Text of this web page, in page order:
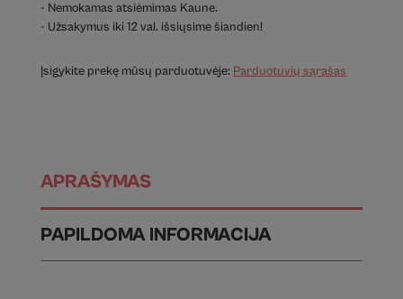
- Nemokamas atsiėmimas Kaune.
- Užsakymus iki 12 val. išsiųsime šiandien!
Įsigykite prekę mūsų parduotuvėje: Parduotuvių sąrašas
APRAŠYMAS
PAPILDOMA INFORMACIJA